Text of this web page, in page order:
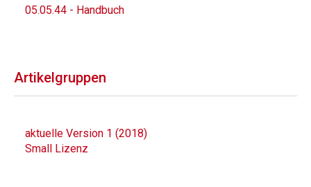
05.05.44 - Handbuch
Artikelgruppen
aktuelle Version 1 (2018)
Small Lizenz